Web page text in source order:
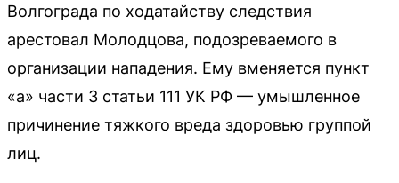
Волгограда по ходатайству следствия
арестовал Молодцова, подозреваемого в
организации нападения. Ему вменяется пункт
«а» части 3 статьи 111 УК РФ — умышленное
причинение тяжкого вреда здоровью группой
лиц.